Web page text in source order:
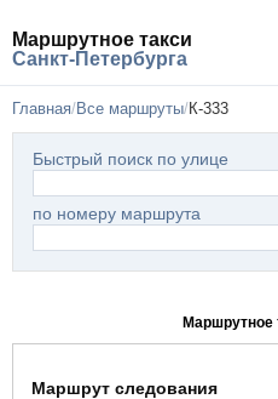
Маршрутное такси
Санкт-Петербурга
Главная Все маршруты К-333
Быстрый поиск по улице
по номеру маршрута
Маршрутное
Маршрут следования